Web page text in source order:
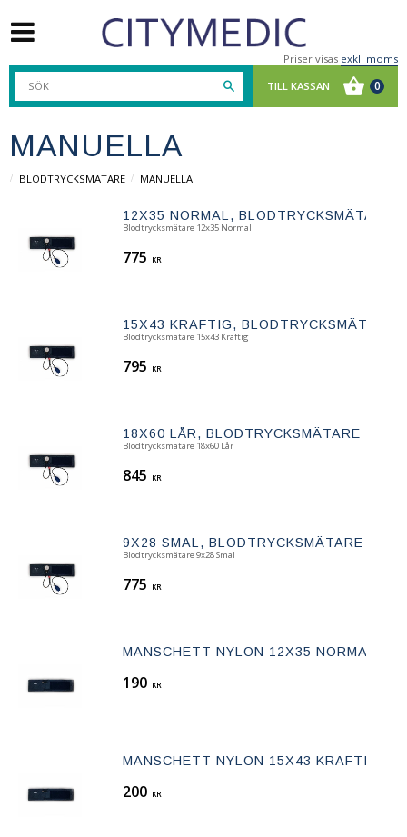
Priser visas exkl. moms
MANUELLA
BLODTRYCKSMÄTARE MANUELLA
12X35 NORMAL, BLODTRYCKSMÄTARE
Blodtrycksmätare 12x35 Normal
775 KR
15X43 KRAFTIG, BLODTRYCKSMÄTARE
Blodtrycksmätare 15x43 Kraftig
795 KR
18X60 LÅR, BLODTRYCKSMÄTARE
Blodtrycksmätare 18x60 Lår
845 KR
9X28 SMAL, BLODTRYCKSMÄTARE
Blodtrycksmätare 9x28 Smal
775 KR
MANSCHETT NYLON 12X35 NORMAL
190 KR
MANSCHETT NYLON 15X43 KRAFTIG
200 KR